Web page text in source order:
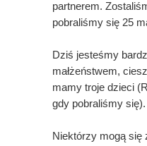
partnerem.
pobraliśmy się 25
Dziś jesteśmy
małżeństwem,
mamy troje dzieci
gdy pobraliśmy się).
Niektórzy mogą się